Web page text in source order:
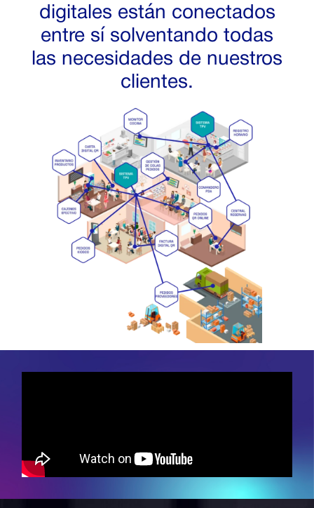
digitales están conectados
entre sí solventando todas
las necesidades de nuestros
clientes.